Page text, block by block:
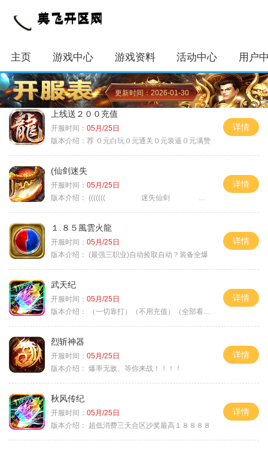
主页 游戏中心 游戏资料 活动中心 用户
更新时间：2026-01-30
上线送２００充值
开服时间： 05月/25日
版本介绍： 荐 ０元白玩０元通关０元装逼０元满赞
详情
(仙剑迷失
开服时间： 05月/25日
版本介绍： ((((((( 迷失仙剑 )))))
详情
１.８５風雲火龍
开服时间： 05月/25日
版本介绍： (最强三职业)自动捡取自动？装备全爆
详情
武天纪
开服时间： 05月/25日
版本介绍：
（一切靠打）（不用充值）（全部看脸）
详情
烈斩神器
开服时间： 05月/25日
版本介绍： 爆率无敌、等你来战！！！！
详情
秋风传纪
开服时间： 05月/25日
版本介绍：
超低消费三天合区沙奖最高１８８８８
详情